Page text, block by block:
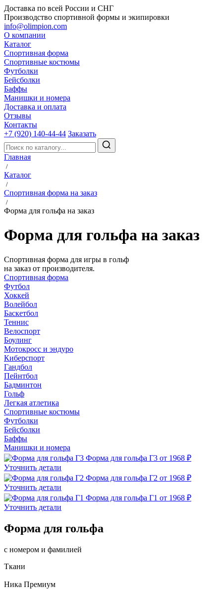
Доставка по всей России и СНГ
Производство спортивной формы и экипировки
info@olimpion.com
О компании
Каталог
Спортивная форма
Спортивные костюмы
Футболки
Бейсболки
Баффы
Манишки и номера
Доставка и оплата
Отзывы
Контакты
+7 (920) 140-44-44 Заказать
Главная
/
Каталог
/
Спортивная форма на заказ
/
Форма для гольфа на заказ
Форма для гольфа на заказ
Спортивная форма для игры в гольф
на заказ от производителя.
Спортивная форма
Футбол
Хоккей
Волейбол
Баскетбол
Теннис
Велоспорт
Боулинг
Мотокросс и эндуро
Киберспорт
Гандбол
Пейнтбол
Бадминтон
Гольф
Легкая атлетика
Спортивные костюмы
Футболки
Бейсболки
Баффы
Манишки и номера
Форма для гольфа Г3 от 1968 ₽
Уточнить детали
Форма для гольфа Г2 от 1968 ₽
Уточнить детали
Форма для гольфа Г1 от 1968 ₽
Уточнить детали
Форма для гольфа
с номером и фамилией
Ткани
Ника Премиум